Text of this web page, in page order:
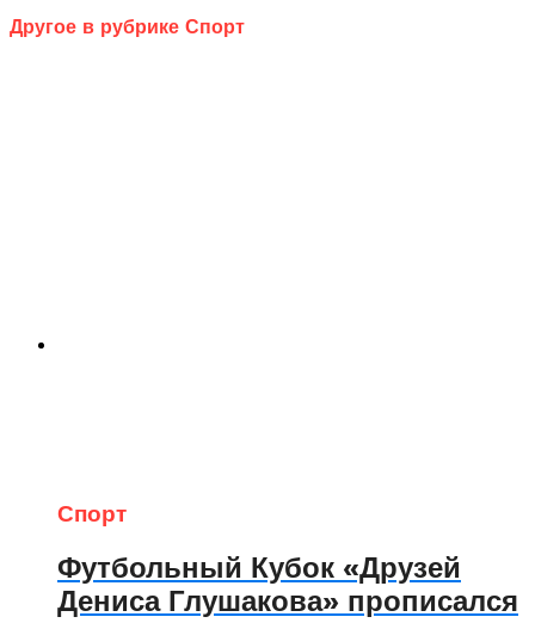
Другое в рубрике Спорт
Спорт
Футбольный Кубок «Друзей
Дениса Глушакова» прописался